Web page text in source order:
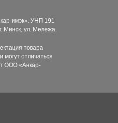
имэк». УНП 191
Минск, ул. Мележа,
товара
могут отличаться
ООО «Анкар-